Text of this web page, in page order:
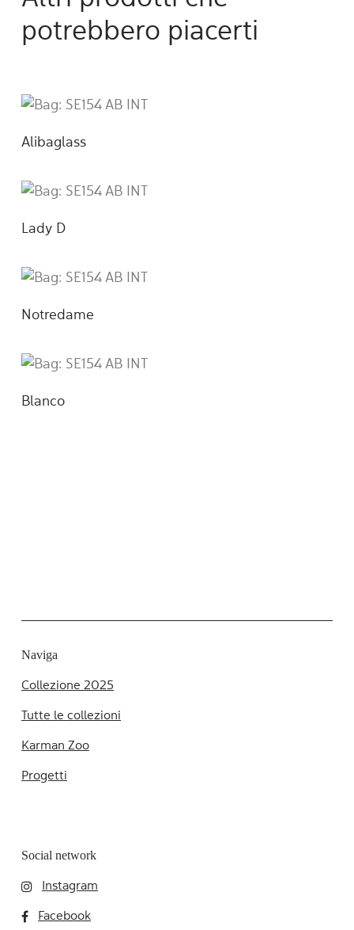
potrebbero piacerti
Alibaglass
Lady D
Notredame
Blanco
Naviga
Collezione 2025
Tutte le collezioni
Karman Zoo
Progetti
Social network
Instagram
Facebook